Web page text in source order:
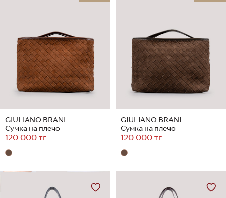
GIULIANO BRANI
Сумка на плечо
120 000 тг
GIULIANO BRANI
Сумка на плечо
120 000 тг